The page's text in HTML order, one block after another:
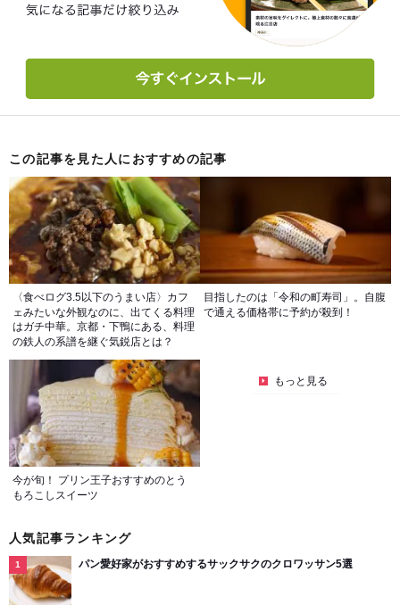
この記事を見た人におすすめの記事
〈食べログ3.5以下のうまい店〉カフ
ェみたいな外観なのに、出てくる料理
はガチ中華。京都・下鴨にある、料理
の鉄人の系譜を継ぐ気鋭店とは？
目指したのは「令和の町寿司」。自腹
で通える価格帯に予約が殺到！
今が旬！ プリン王子おすすめのとう
もろこしスイーツ
もっと見る
人気記事ランキング
パン愛好家がおすすめするサックサクのクロワッサン5選